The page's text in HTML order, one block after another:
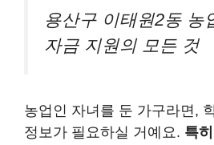
용산구 이태원2동 농
자금 지원의 모든 것
농업인 자녀를 둔 가구라면,
정보가 필요하실 거예요. 특